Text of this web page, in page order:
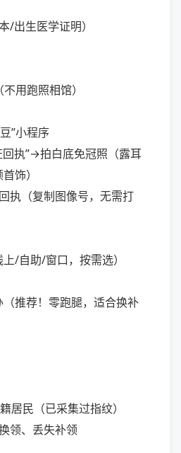
/出生医学证明）
用跑照相馆）
”小程序
执”→拍白底免冠照（露耳
饰）
执（复制图像号，无需打
/自助/窗口，按需选）
推荐！零跑腿，适合换补
居民（已采集过指纹）
领、丢失补领